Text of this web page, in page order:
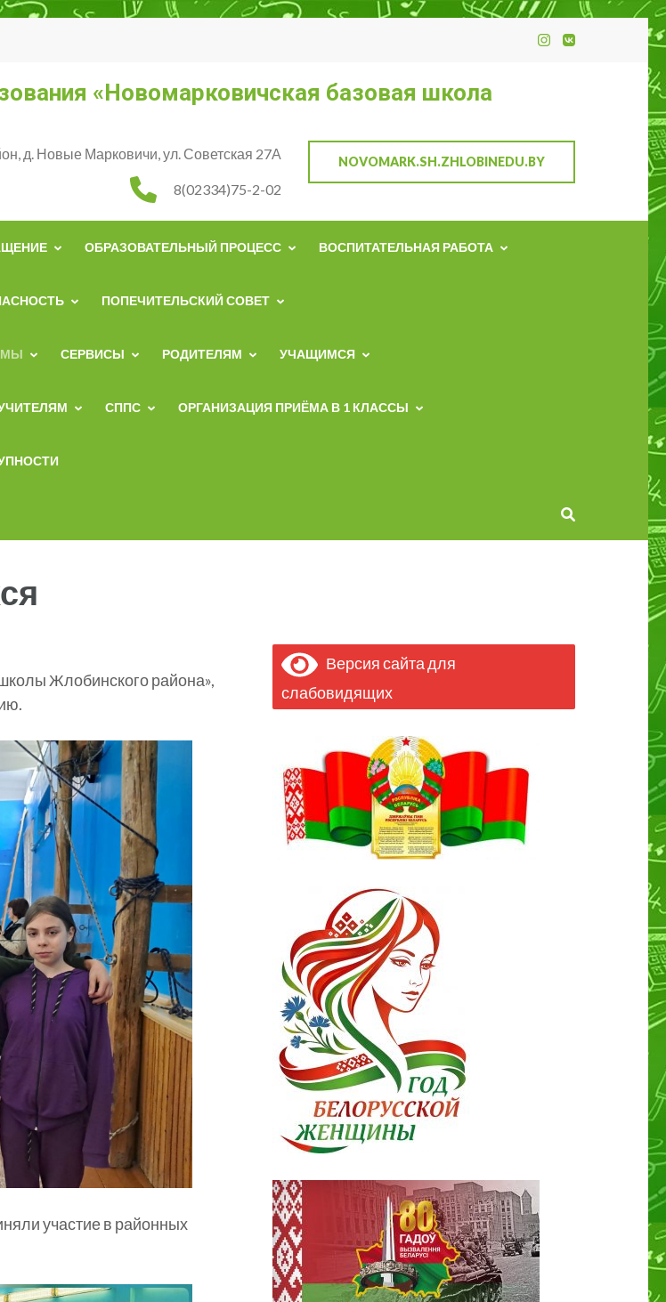
«Новомарковичская базовая школа
NOVOMARK.SH.ZHLOBINEDU.BY
д. Новые Марковичи, ул. Советская 27А
8(02334)75-2-02
ОБРАЗОВАТЕЛЬНЫЙ ПРОЦЕСС ВОСПИТАТЕЛЬНАЯ РАБОТА
ПОПЕЧИТЕЛЬСКИЙ СОВЕТ
СЕРВИСЫ РОДИТЕЛЯМ УЧАЩИМСЯ
СППС ОРГАНИЗАЦИЯ ПРИЁМА В 1 КЛАССЫ
Жлобинского района»,
участие в районных
Версия сайта для
слабовидящих